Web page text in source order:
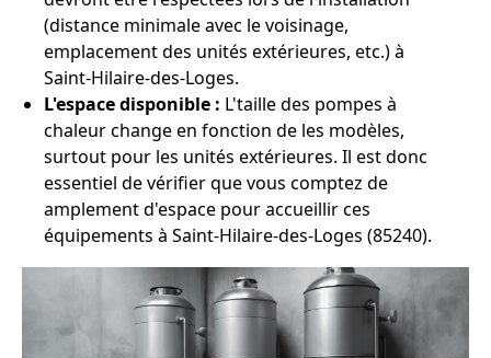
(distance minimale avec le voisinage,
emplacement des unités extérieures, etc.) à
Saint-Hilaire-des-Loges.
L'espace disponible : L'taille des pompes à
chaleur change en fonction de les modèles,
surtout pour les unités extérieures. Il est donc
essentiel de vérifier que vous comptez de
amplement d'espace pour accueillir ces
équipements à Saint-Hilaire-des-Loges (85240).